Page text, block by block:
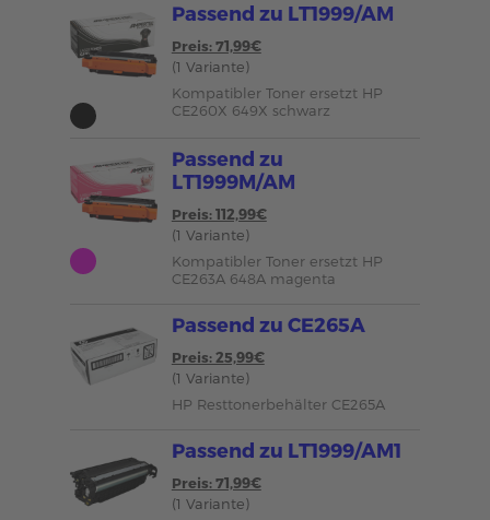
Passend zu LT1999/AM
Preis: 71,99€
(1 Variante)
Kompatibler Toner ersetzt HP
CE260X 649X schwarz
Passend zu
LT1999M/AM
Preis: 112,99€
(1 Variante)
Kompatibler Toner ersetzt HP
CE263A 648A magenta
Passend zu CE265A
Preis: 25,99€
(1 Variante)
HP Resttonerbehälter CE265A
Passend zu LT1999/AM1
Preis: 71,99€
(1 Variante)